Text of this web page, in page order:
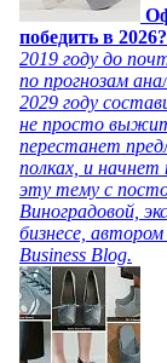
победить в 2026?
2019 году до
по прогнозам
2029 году
не просто
перестанет
полках, и
эту тему с
Виноградовой,
бизнесе,
Business Blog.